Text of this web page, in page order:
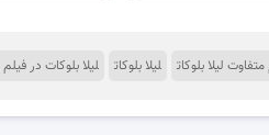
لیلا بلوکات لیلا بلوکات لیلا بلوکات در